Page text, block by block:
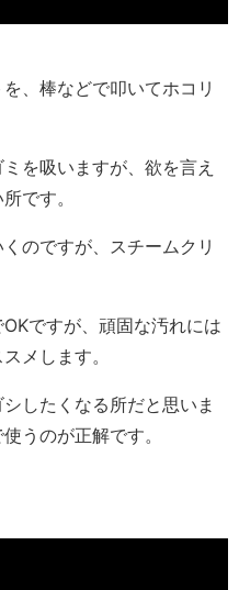
、棒などで叩いてホコリ
を吸いますが、欲を言え
です。
のですが、スチームクリ
ですが、頑固な汚れには
メします。
したくなる所だと思いま
うのが正解です。